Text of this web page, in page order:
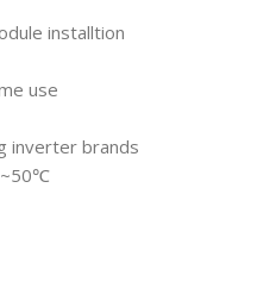
installtion
use
inverter brands